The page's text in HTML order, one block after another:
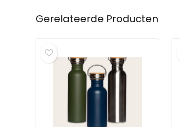
Gerelateerde Producten